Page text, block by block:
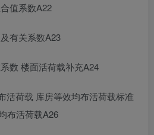
值系数A22
有关系数A23
数 楼面活荷载补充A24
活荷载 库房等效均布活荷载标准
布活荷载A26